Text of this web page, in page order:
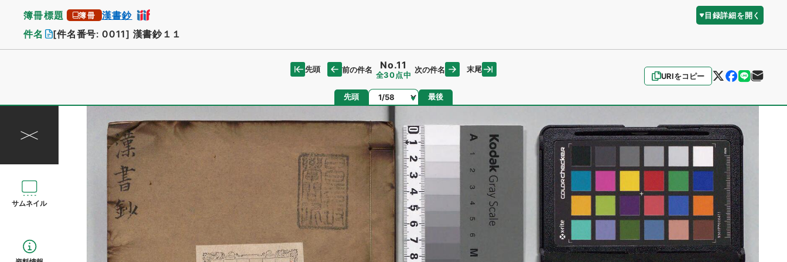
簿冊標題 簿冊 漢書鈔 目録詳細を開く
件名 [件名番号: 0011] 漢書鈔１１
URIをコピー
先頭 前の件名 No.11
全30点中
次の件名 末尾
先頭 ページ 最後
サムネイル